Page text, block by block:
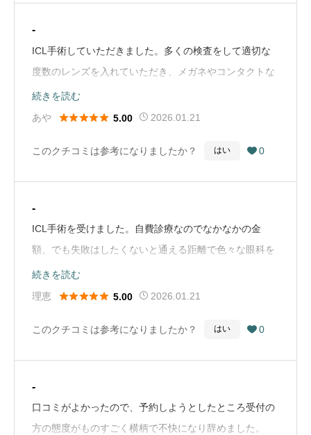
はICL適応検査、術前検査を同日にやったので約4時間く
ましたが基本検査やアンケート（現状の見え方とか）の
時間で4時間です。私はメガネ、コンタクトは1発で合う
事がほとんどないので心配でしたが、色々な機器を使い
検査してくれるので安心感がありました。また、検査中
した。ここも『簡潔な回答』の域内で、人によっては
もある程度見える状態（目の前にある機械やメスみたい
なもの）で手術し、痛みもあったので「目開いてて〜」
が辛かったです。反射で閉じようとしてしまう。ですが
逆にいい経験かなとも思いました。【術後検診等】ここ
検査始まる前に『担当します○○ですよろしくお願いしま
でした。なのでお名前は分かりませんが背の低い喋り方
に抑揚の無い方でした。機械で検査する際に『目開けま
勢に感銘を受け、 「この先生なら」と仙台まで足を運び
ました。診察では私の眼に合うレンズを的確に提案して
いただき、 術前検査もこれまでの眼科とは比較にならな
いほど入念に行っていただきました。 ここならきっと大
いただいた結果、 コントラストも非常に良好で、細かい
後の検査も丁寧に行っていただけるので、非常に安心感
があります。また、LINEで相談ができたり、初診の2週
間後から手術を受け付けていただけたりと、 遠方から通
う身としては大変助かりました。最初は神奈川から仙台
せして本当に良かったです。 ありがとうございました。
-
ICL手術していただきました。多くの検査をして適切な
度数のレンズを入れていただき、メガネやコンタクトな
しで生活できるようになりました！本当に感動です。あ
りがとうございました！（Google Mapから引用）
続きを読む
あや
 5.00 2026.01.21
このクチコミは参考になりましたか？ はい  0
-
ICL手術を受けました。自費診療なのでなかなかの金
額、でも失敗はしたくないと通える距離で色々な眼科を
検討しました。こちらで受けて大正解！今のところ大満
足です。先生は優しいし、待ち時間も許容範囲。コンタ
すすめします。（Google Mapから引用）
続きを読む
理恵
 5.00 2026.01.21
このクチコミは参考になりましたか？ はい  0
-
口コミがよかったので、予約しようとしたところ受付の
方の態度がものすごく横柄で不快になり辞めました。